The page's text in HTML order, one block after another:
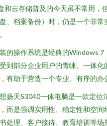
和云存储普及的今天虽不常用，
、档案备份）时，仍是一个非
的操作系统是经典的Windows
到部分企业用户的青睐。一体
有助于营造一个专业、有序的办
扬天S3040一体电脑是一款定位
而是强调实用性、稳定性和空
处理、客户接待、教育培训等